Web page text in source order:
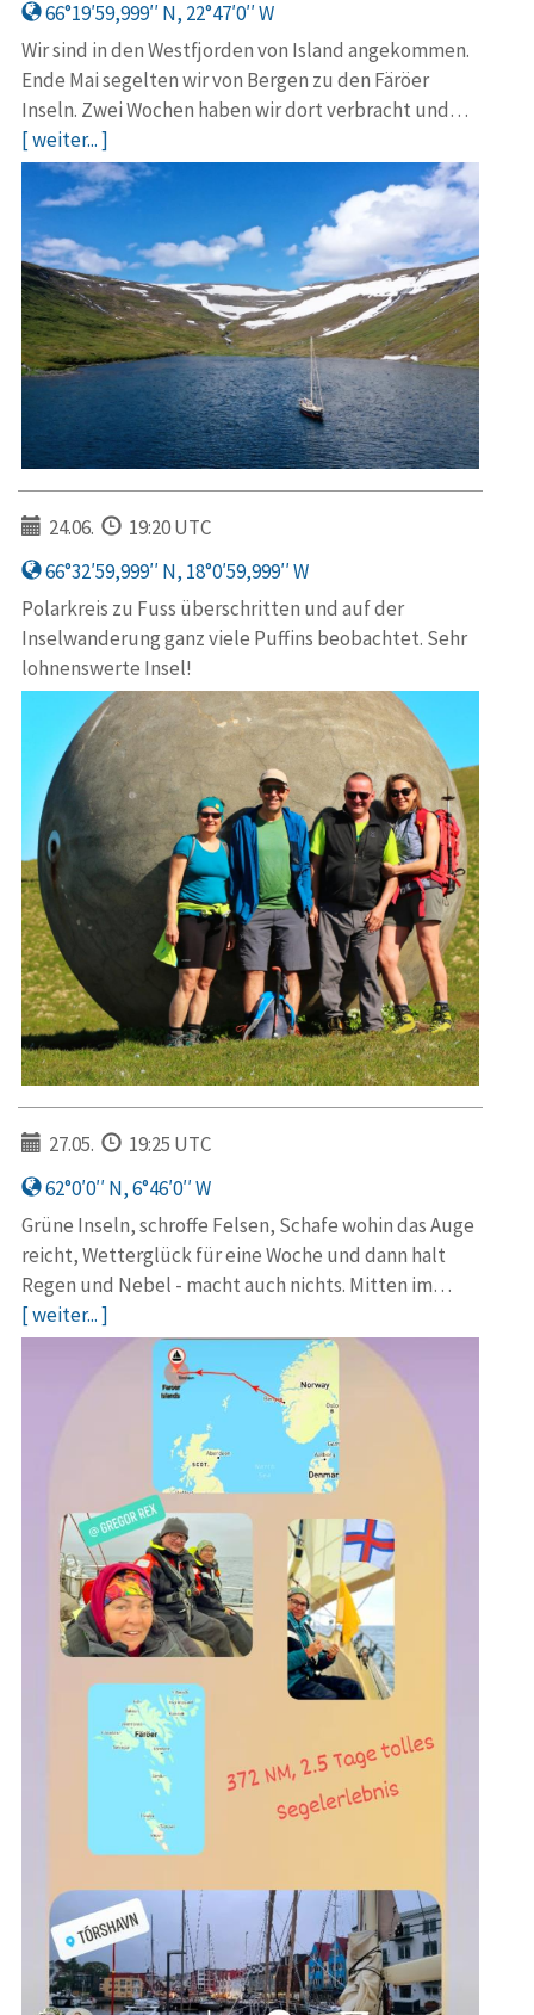
66°19′59,999′′ N, 22°47′0′′ W
Wir sind in den Westfjorden von Island angekommen.
Ende Mai segelten wir von Bergen zu den Färöer
Inseln. Zwei Wochen haben wir dort verbracht und…
[ weiter... ]
24.06.
19:20 UTC
66°32′59,999′′ N, 18°0′59,999′′ W
Polarkreis zu Fuss überschritten und auf der
Inselwanderung ganz viele Puffins beobachtet. Sehr
lohnenswerte Insel!
27.05.
19:25 UTC
62°0′0′′ N, 6°46′0′′ W
Grüne Inseln, schroffe Felsen, Schafe wohin das Auge
reicht, Wetterglück für eine Woche und dann halt
Regen und Nebel - macht auch nichts. Mitten im…
[ weiter... ]